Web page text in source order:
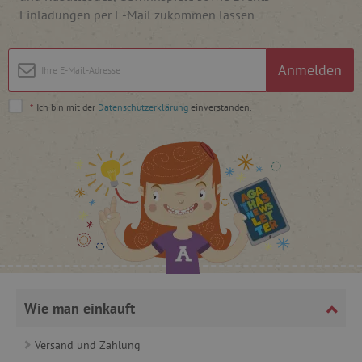
Einladungen per E-Mail zukommen lassen
Anmelden
* Ich bin mit der Datenschutzerklärung einverstanden.
Wie man einkauft
Versand und Zahlung
cjConsent .agathaswelt.de
_lb_ccc